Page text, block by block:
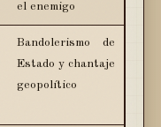
el enemigo
Bandolerismo de
Estado y chantaje
geopolítico